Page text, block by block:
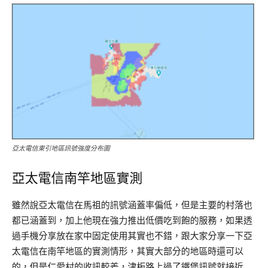
亞太電信東引地區訊號強度分布圖
亞太電信南竿地區實測
雖然說亞太電信在馬祖的訊號涵蓋率偏低，但是主要的村落也
都已涵蓋到，加上他現在強力推出低價吃到飽的服務，如果透
過手機分享放在家中固定使用其實也不錯，跟大家分享一下亞
太電信在南竿地區的實測情形，其實大部分的地區時還可以